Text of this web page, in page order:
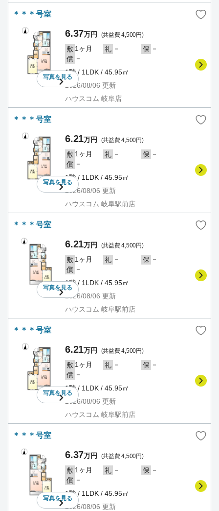
＊＊＊号室
写真を見る
6.37万円 (共益費 4,500円)
敷 1ヶ月 礼 － 保 －
償 －
1階 / 1LDK / 45.95㎡
2026/08/06 更新
ハウスコム 岐阜店
＊＊＊号室
写真を見る
6.21万円 (共益費 4,500円)
敷 1ヶ月 礼 － 保 －
償 －
1階 / 1LDK / 45.95㎡
2026/08/06 更新
ハウスコム 岐阜駅前店
＊＊＊号室
写真を見る
6.21万円 (共益費 4,500円)
敷 1ヶ月 礼 － 保 －
償 －
1階 / 1LDK / 45.95㎡
2026/08/06 更新
ハウスコム 岐阜駅前店
＊＊＊号室
写真を見る
6.21万円 (共益費 4,500円)
敷 1ヶ月 礼 － 保 －
償 －
1階 / 1LDK / 45.95㎡
2026/08/06 更新
ハウスコム 岐阜駅前店
＊＊＊号室
写真を見る
6.37万円 (共益費 4,500円)
敷 1ヶ月 礼 － 保 －
償 －
1階 / 1LDK / 45.95㎡
2026/08/06 更新